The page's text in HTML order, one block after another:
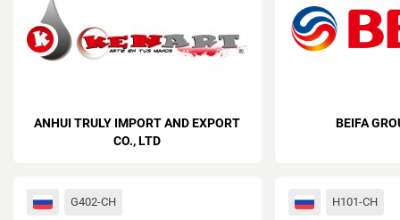
ANHUI TRULY IMPORT AND EXPORT
CO., LTD
BEIFA
G402-CH H101-CH